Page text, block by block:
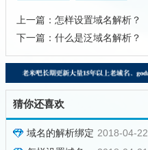
上一篇： 怎样设置域名解析？
下一篇： 什么是泛域名解析？
猜你还喜欢
2018-04-22
域名的解析绑定